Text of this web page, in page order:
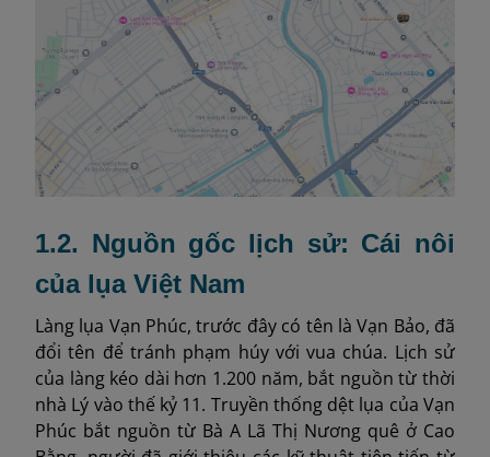
1.2. Nguồn gốc lịch sử: Cái nôi
của lụa Việt Nam
Làng lụa Vạn Phúc, trước đây có tên là Vạn Bảo, đã
đổi tên để tránh phạm húy với vua chúa. Lịch sử
của làng kéo dài hơn 1.200 năm, bắt nguồn từ thời
nhà Lý vào thế kỷ 11. Truyền thống dệt lụa của Vạn
Phúc bắt nguồn từ Bà A Lã Thị Nương quê ở Cao